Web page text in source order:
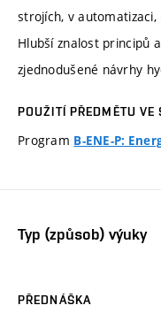
strojích, v automatizaci,
Hlubší znalost principů
zjednodušené návrhy
POUŽITÍ PŘEDMĚTU
Program B-ENE-P:
Typ (způsob) výuky
PŘEDNÁŠKA